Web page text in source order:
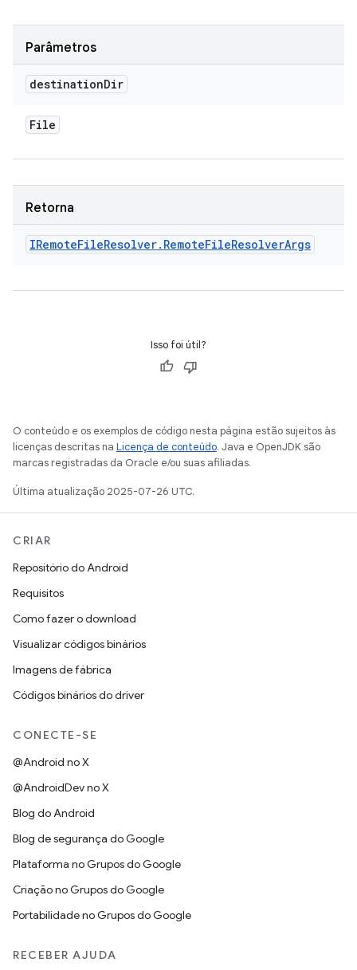
Parâmetros
destinationDir
File
Retorna
IRemoteFileResolver. RemoteFileResolverArgs
Isso foi útil?
O conteúdo e os exemplos de código nesta página estão sujeitos às
licenças descritas na Licença de conteúdo. Java e OpenJDK são
marcas registradas da Oracle e/ou suas afiliadas.
Última atualização 2025-07-26 UTC.
CRIAR
Repositório do Android
Requisitos
Como fazer o download
Visualizar códigos binários
Imagens de fábrica
Códigos binários do driver
CONECTE-SE
@Android no X
@AndroidDev no X
Blog do Android
Blog de segurança do Google
Plataforma no Grupos do Google
Criação no Grupos do Google
Portabilidade no Grupos do Google
RECEBER AJUDA